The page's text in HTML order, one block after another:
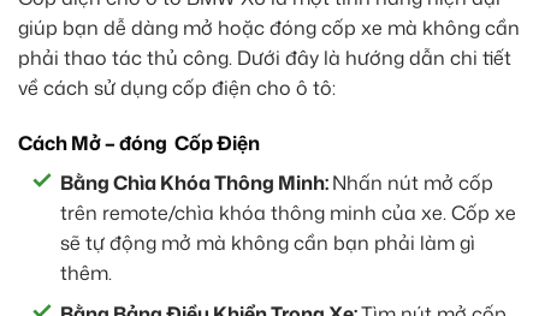
giúp bạn dễ dàng mở hoặc đóng cốp xe mà không cần
phải thao tác thủ công. Dưới đây là hướng dẫn chi tiết
về cách sử dụng cốp điện cho ô tô:
Cách Mở – đóng Cốp Điện
Bằng Chìa Khóa Thông Minh:Nhấn nút mở cốp
trên remote/chìa khóa thông minh của xe. Cốp xe
sẽ tự động mở mà không cần bạn phải làm gì
thêm.